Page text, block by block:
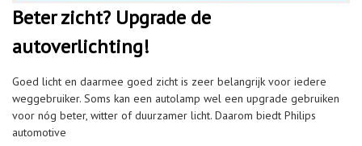
Beter zicht? Upgrade de
autoverlichting!
Goed licht en daarmee goed zicht is zeer belangrijk voor iedere
weggebruiker. Soms kan een autolamp wel een upgrade gebruiken
voor nóg beter, witter of duurzamer licht. Daarom biedt Philips
automotive